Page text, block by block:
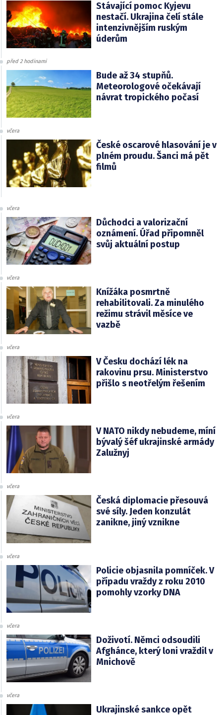
Stávající pomoc Kyjevu
nestačí. Ukrajina čelí stále
intenzivnějším ruským
úderům
před 2 hodinami
Bude až 34 stupňů.
Meteorologové očekávají
návrat tropického počasí
včera
České oscarové hlasování je v
plném proudu. Šanci má pět
filmů
včera
Důchodci a valorizační
oznámení. Úřad připomněl
svůj aktuální postup
včera
Knížáka posmrtně
rehabilitovali. Za minulého
režimu strávil měsíce ve
vazbě
včera
V Česku dochází lék na
rakovinu prsu. Ministerstvo
přišlo s neotřelým řešením
včera
V NATO nikdy nebudeme, míní
bývalý šéf ukrajinské armády
Zalužnyj
včera
Česká diplomacie přesouvá
své síly. Jeden konzulát
zanikne, jiný vznikne
včera
Policie objasnila pomníček. V
případu vraždy z roku 2010
pomohly vzorky DNA
včera
Doživotí. Němci odsoudili
Afghánce, který loni vraždil v
Mnichově
včera
Ukrajinské sankce opět